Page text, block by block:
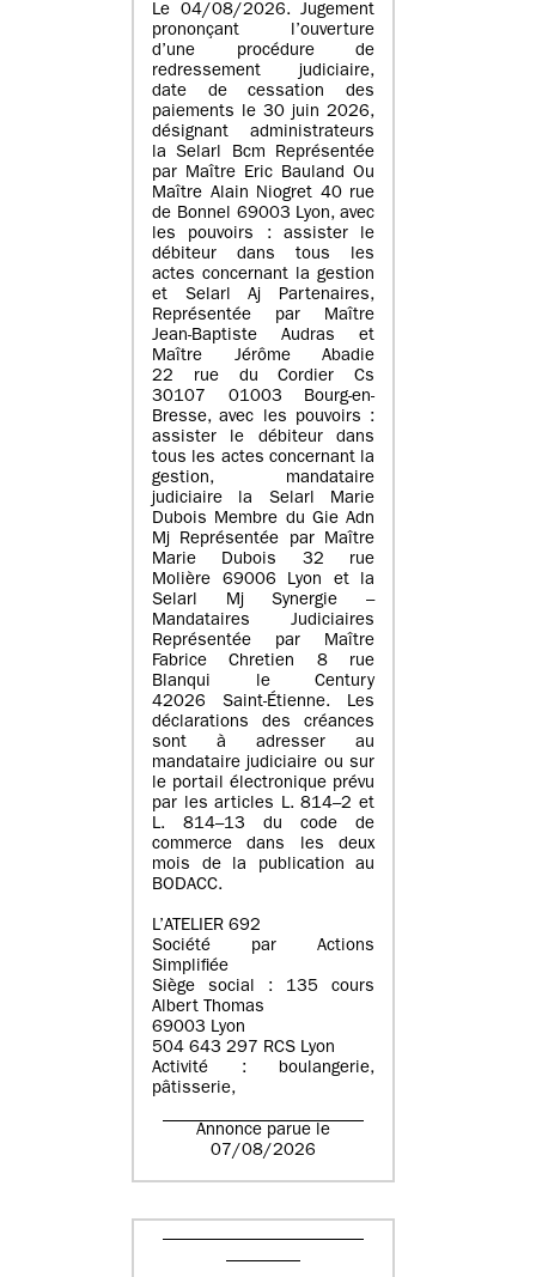
Le 04/08/2026. Jugement
prononçant l’ouverture
d’une procédure de
redressement judiciaire,
date de cessation des
paiements le 30 juin 2026,
désignant administrateurs
la Selarl Bcm Représentée
par Maître Eric Bauland Ou
Maître Alain Niogret 40 rue
de Bonnel 69003 Lyon, avec
les pouvoirs : assister le
débiteur dans tous les
actes concernant la gestion
et Selarl Aj Partenaires,
Représentée par Maître
Jean-Baptiste Audras et
Maître Jérôme Abadie
22 rue du Cordier Cs
30107 01003 Bourg-en-
Bresse, avec les pouvoirs :
assister le débiteur dans
tous les actes concernant la
gestion, mandataire
judiciaire la Selarl Marie
Dubois Membre du Gie Adn
Mj Représentée par Maître
Marie Dubois 32 rue
Molière 69006 Lyon et la
Selarl Mj Synergie –
Mandataires Judiciaires
Représentée par Maître
Fabrice Chretien 8 rue
Blanqui le Century
42026 Saint-Étienne. Les
déclarations des créances
sont à adresser au
mandataire judiciaire ou sur
le portail électronique prévu
par les articles L. 814–2 et
L. 814–13 du code de
commerce dans les deux
mois de la publication au
BODACC.
L’ATELIER 692
Société par Actions
Simplifiée
Siège social : 135 cours
Albert Thomas
69003 Lyon
504 643 297 RCS Lyon
Activité : boulangerie,
pâtisserie,
Annonce parue le
07/08/2026